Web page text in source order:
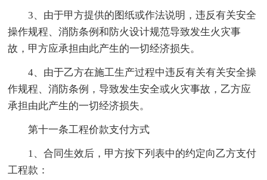
3、由于甲方提供的图纸或作法说明，违反有关安全
操作规程、消防条例和防火设计规范导致发生火灾事
故，甲方应承担由此产生的一切经济损失。
4、由于乙方在施工生产过程中违反有关有关安全操
作规程、消防条例，导致发生安全或火灾事故，乙方应
承担由此产生的一切经济损失。
第十一条工程价款支付方式
1、合同生效后，甲方按下列表中的约定向乙方支付
工程款：